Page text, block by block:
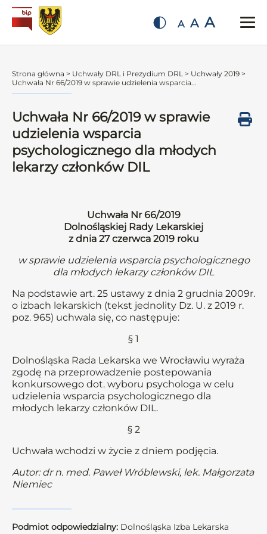
A A A
Strona główna > Uchwały DRL i Prezydium DRL > Uchwały 2019 >
Uchwała Nr 66/2019 w sprawie udzielenia wsparcia...
Uchwała Nr 66/2019 w sprawie
udzielenia wsparcia
psychologicznego dla młodych
lekarzy członków DIL
Uchwała Nr 66/2019
Dolnośląskiej Rady Lekarskiej
z dnia 27 czerwca 2019 roku
w sprawie udzielenia wsparcia psychologicznego
dla młodych lekarzy członków DIL
Na podstawie art. 25 ustawy z dnia 2 grudnia 2009r.
o izbach lekarskich (tekst jednolity Dz. U. z 2019 r.
poz. 965) uchwala się, co następuje:
§ 1
Dolnośląska Rada Lekarska we Wrocławiu wyraża
zgodę na przeprowadzenie postepowania
konkursowego dot. wyboru psychologa w celu
udzielenia wsparcia psychologicznego dla
młodych lekarzy członków DIL.
§ 2
Uchwała wchodzi w życie z dniem podjęcia.
Autor: dr n. med. Paweł Wróblewski, lek. Małgorzata
Niemiec
Podmiot odpowiedzialny: Dolnośląska Izba Lekarska